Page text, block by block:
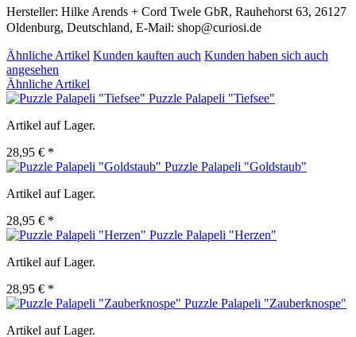
Hersteller: Hilke Arends + Cord Twele GbR, Rauhehorst 63, 26127
Oldenburg, Deutschland, E-Mail: shop@curiosi.de
Ähnliche Artikel Kunden kauften auch Kunden haben sich auch
angesehen
Ähnliche Artikel
Puzzle Palapeli "Tiefsee"
Artikel auf Lager.
28,95 € *
Puzzle Palapeli "Goldstaub"
Artikel auf Lager.
28,95 € *
Puzzle Palapeli "Herzen"
Artikel auf Lager.
28,95 € *
Puzzle Palapeli "Zauberknospe"
Artikel auf Lager.